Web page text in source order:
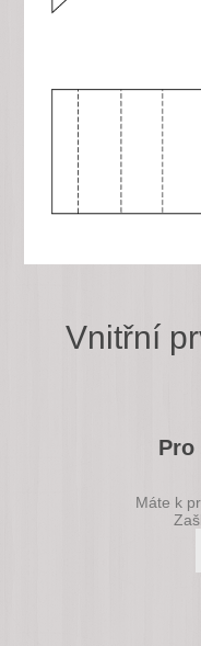
Vnitřní
Pro
Máte k